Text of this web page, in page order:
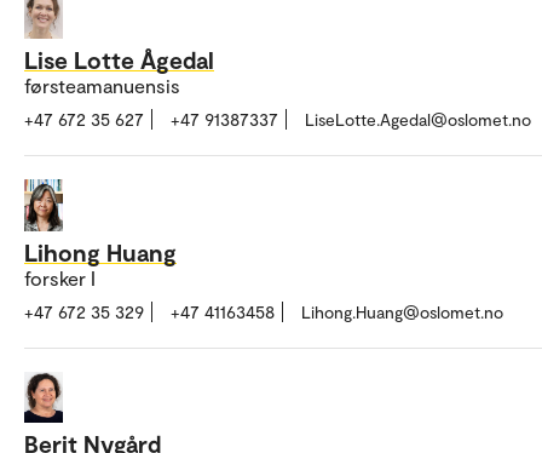
Lise Lotte Ågedal
førsteamanuensis
+47 672 35 627 +47 91387337 LiseLotte.Agedal@oslomet.no
Lihong Huang
forsker I
+47 672 35 329 +47 41163458 Lihong.Huang@oslomet.no
Berit Nygård